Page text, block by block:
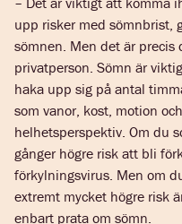
upp risker med sömnbrist,
sömnen. Men det är precis
privatperson. Sömn är
haka upp sig på antal
som vanor, kost, motion
helhetsperspektiv. Om du
gånger högre risk att bli
förkylningsvirus. Men om
extremt mycket högre risk
enbart prata om sömn.